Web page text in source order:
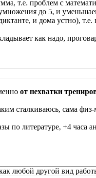
т.е. проблем с
до 5, и
и дома устно),
как надо,
от нехватки
сталкиваюсь, сама
по литературе, +4 часа
любой другой вид